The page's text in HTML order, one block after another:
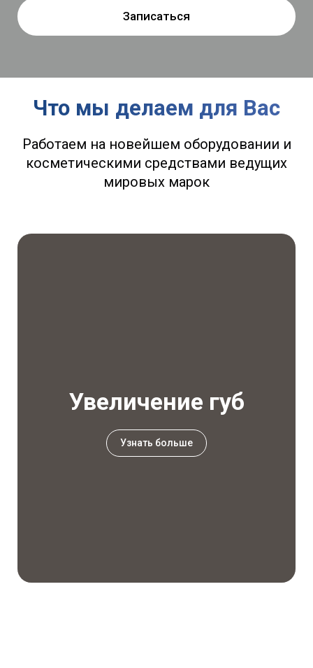
Записаться
Что мы делаем для Вас
Работаем на новейшем оборудовании и
косметическими средствами ведущих
мировых марок
Увеличение губ
Узнать больше